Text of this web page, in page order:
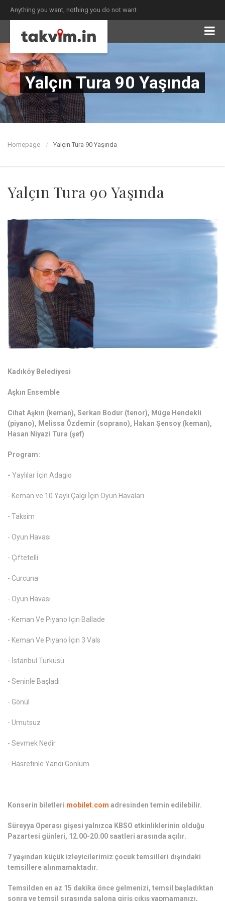
Anything you want, nothing you do not want
Yalçın Tura 90 Yaşında
Homepage Yalçın Tura 90 Yaşında
Yalçın Tura 90 Yaşında
Kadıköy Belediyesi
Aşkın Ensemble
Cihat Aşkın (keman), Serkan Bodur (tenor), Müge Hendekli
(piyano), Melissa Özdemir (soprano), Hakan Şensoy (keman),
Hasan Niyazi Tura (şef)
Program:
- Yaylılar İçin Adagio
- Keman ve 10 Yaylı Çalgı İçin Oyun Havaları
- Taksim
- Oyun Havası
- Çiftetelli
- Curcuna
- Oyun Havası
- Keman Ve Piyano İçin Ballade
- Keman Ve Piyano İçin 3 Vals
- İstanbul Türküsü
- Seninle Başladı
- Gönül
- Umutsuz
- Sevmek Nedir
- Hasretinle Yandı Gönlüm
Konserin biletleri mobilet.com adresinden temin edilebilir.
Süreyya Operası gişesi yalnızca KBSO etkinliklerinin olduğu
Pazartesi günleri, 12.00-20.00 saatleri arasında açılır.
7 yaşından küçük izleyicilerimiz çocuk temsilleri dışındaki
temsillere alınmamaktadır.
Temsilden en az 15 dakika önce gelmenizi, temsil başladıktan
sonra ve temsil sırasında salona giriş çıkış yapmamanızı,